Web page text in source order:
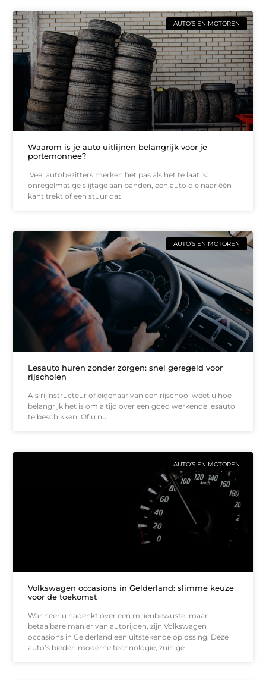
AUTO’S EN MOTOREN
Waarom is je auto uitlijnen belangrijk voor je
portemonnee?
Veel autobezitters merken het pas als het te laat is:
onregelmatige slijtage aan banden, een auto die naar één
kant trekt of een stuur dat
AUTO’S EN MOTOREN
Lesauto huren zonder zorgen: snel geregeld voor
rijscholen
Als rijinstructeur of eigenaar van een rijschool weet u hoe
belangrijk het is om altijd over een goed werkende lesauto
te beschikken. Of u nu
AUTO’S EN MOTOREN
Volkswagen occasions in Gelderland: slimme keuze
voor de toekomst
Wanneer u nadenkt over een milieubewuste, maar
betaalbare manier van autorijden, zijn Volkswagen
occasions in Gelderland een uitstekende oplossing. Deze
auto’s bieden moderne technologie, zuinige